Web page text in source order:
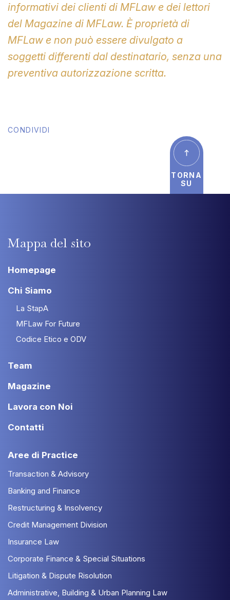
informativi dei clienti di MFLaw e dei lettori
del Magazine di MFLaw. È proprietà di
MFLaw e non può essere divulgato a
soggetti differenti dal destinatario, senza una
preventiva autorizzazione scritta.
CONDIVIDI
TORNA
SU
Mappa del sito
Homepage
Chi Siamo
La StapA
MFLaw For Future
Codice Etico e ODV
Team
Magazine
Lavora con Noi
Contatti
Aree di Practice
Transaction & Advisory
Banking and Finance
Restructuring & Insolvency
Credit Management Division
Insurance Law
Corporate Finance & Special Situations
Litigation & Dispute Risolution
Administrative, Building & Urban Planning Law